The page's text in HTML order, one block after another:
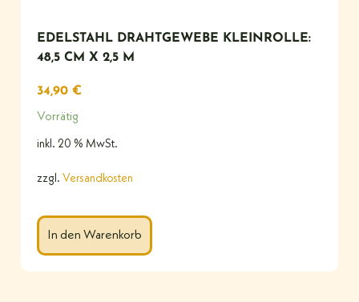
EDELSTAHL DRAHTGEWEBE KLEINROLLE:
48,5 CM X 2,5 M
34,90 €
Vorrätig
inkl. 20 % MwSt.
zzgl. Versandkosten
In den Warenkorb